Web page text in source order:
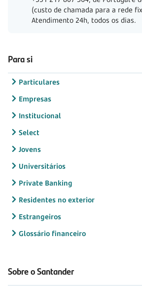
(custo de chamada para a rede
Atendimento 24h, todos os dias.
Para si
Particulares
Empresas
Institucional
Select
Jovens
Universitários
Private Banking
Residentes no exterior
Estrangeiros
Glossário financeiro
Sobre o Santander